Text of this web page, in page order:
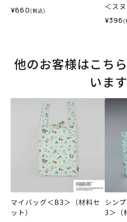
¥660 (税込)
＜ス
＞生
ザイ
¥396 (
他のお客様はこち
います
マイバッグ＜B3＞（材料セ
ット）
シン
3＞（